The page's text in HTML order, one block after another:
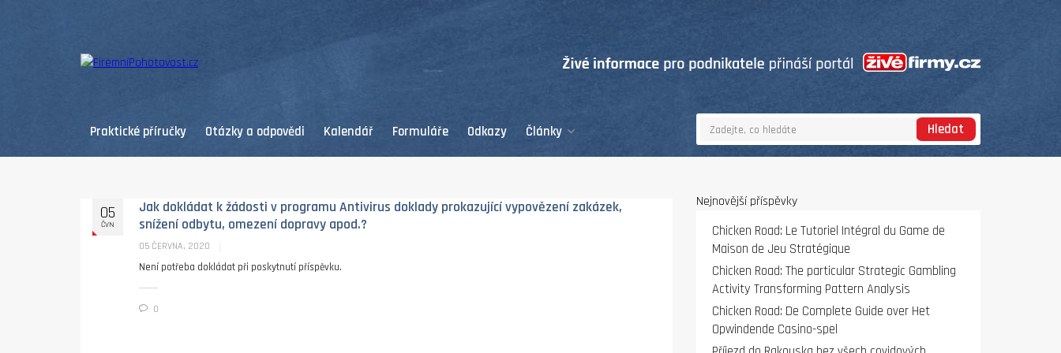
Praktické příručky Otázky a odpovědi Kalendář Formuláře Odkazy Články Hledat
05
ČVN
Jak dokládat k žádosti v programu Antivirus doklady prokazující vypovězení zakázek,
snížení odbytu, omezení dopravy apod.?
05 ČERVNA, 2020
Není potřeba dokládat při poskytnutí příspěvku.
0
Nejnovější příspěvky
Chicken Road: Le Tutoriel Intégral du Game de
Maison de Jeu Stratégique
Chicken Road: The particular Strategic Gambling
Activity Transforming Pattern Analysis
Chicken Road: De Complete Guide over Het
Opwindende Casino-spel